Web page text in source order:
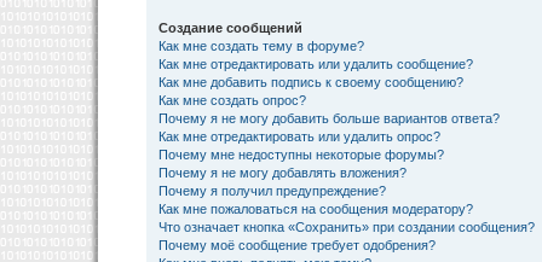
Создание сообщений
Как мне создать тему в форуме?
Как мне отредактировать или удалить сообщение?
Как мне добавить подпись к своему сообщению?
Как мне создать опрос?
Почему я не могу добавить больше вариантов ответа?
Как мне отредактировать или удалить опрос?
Почему мне недоступны некоторые форумы?
Почему я не могу добавлять вложения?
Почему я получил предупреждение?
Как мне пожаловаться на сообщения модератору?
Что означает кнопка «Сохранить» при создании сообщения?
Почему моё сообщение требует одобрения?